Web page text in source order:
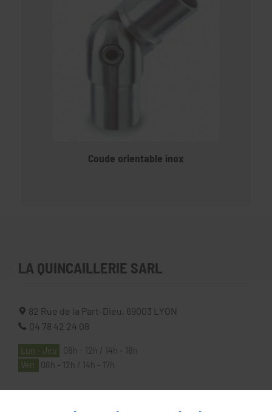
Coude orientable inox
LA QUINCAILLERIE SARL
82 Rue de la Part-Dieu, 69003
LYON
04 78 42 24 08
Lun - Jeu
08h - 12h / 14h - 18h
Ven
08h - 12h / 14h - 17h
À PROPOS